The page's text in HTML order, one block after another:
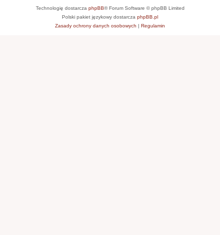
Technologię dostarcza phpBB® Forum Software © phpBB Limited
Polski pakiet językowy dostarcza phpBB.pl
Zasady ochrony danych osobowych | Regulamin